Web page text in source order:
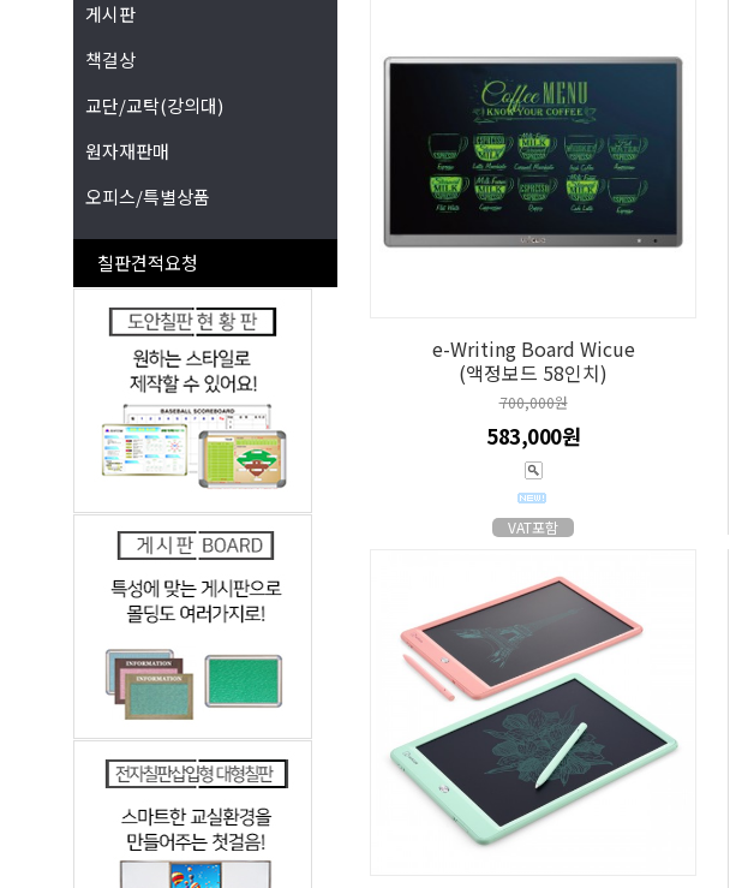
게시판
책걸상
교단/교탁(강의대)
원자재판매
오피스/특별상품
칠판견적요청
e-Writing Board Wicue
(액정보드 58인치)
700,000원
583,000원
VAT포함